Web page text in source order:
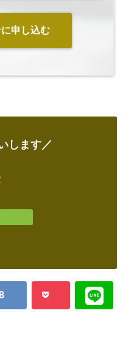
申し込む
します／